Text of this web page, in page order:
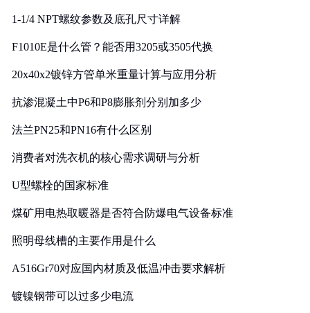
1-1/4 NPT螺纹参数及底孔尺寸详解
F1010E是什么管？能否用3205或3505代换
20x40x2镀锌方管单米重量计算与应用分析
抗渗混凝土中P6和P8膨胀剂分别加多少
法兰PN25和PN16有什么区别
消费者对洗衣机的核心需求调研与分析
U型螺栓的国家标准
煤矿用电热取暖器是否符合防爆电气设备标准
照明母线槽的主要作用是什么
A516Gr70对应国内材质及低温冲击要求解析
镀镍钢带可以过多少电流